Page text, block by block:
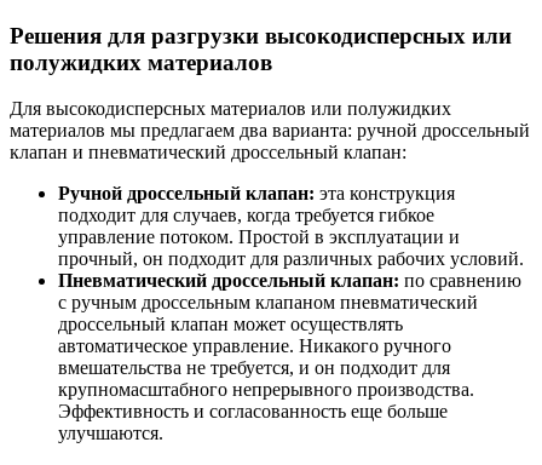
Решения для разгрузки высокодисперсных или
полужидких материалов
Для высокодисперсных материалов или полужидких
материалов мы предлагаем два варианта: ручной дроссельный
клапан и пневматический дроссельный клапан:
Ручной дроссельный клапан: эта конструкция
подходит для случаев, когда требуется гибкое
управление потоком. Простой в эксплуатации и
прочный, он подходит для различных рабочих условий.
Пневматический дроссельный клапан: по сравнению
с ручным дроссельным клапаном пневматический
дроссельный клапан может осуществлять
автоматическое управление. Никакого ручного
вмешательства не требуется, и он подходит для
крупномасштабного непрерывного производства.
Эффективность и согласованность еще больше
улучшаются.